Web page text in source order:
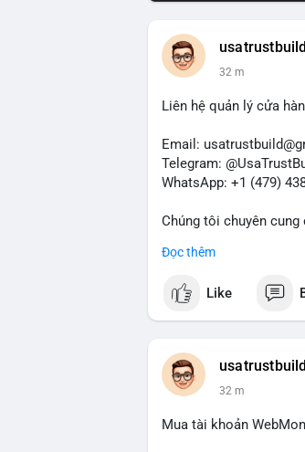
32 m
Liên hệ quản lý cửa
Email:
Telegram:
WhatsApp: +1 (479)
Chúng tôi chuyên
toán USDT và các giao
Liên hệ ngay để được
#sendmoney
Đọc thêm
Like
32 m
Mua tài khoản